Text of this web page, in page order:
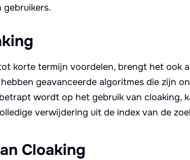
gebruikers.
korte termijn voordelen, brengt het ook
geavanceerde algoritmes die zijn
wordt op het gebruik van cloaking,
verwijdering uit de index van de
Cloaking